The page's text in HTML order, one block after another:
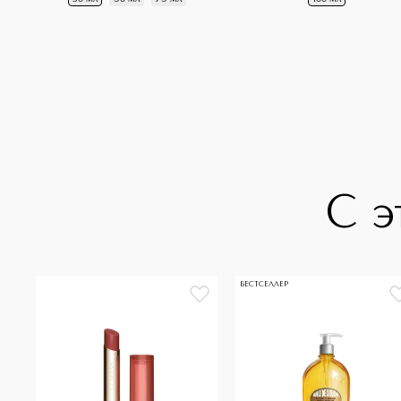
С
БЕСТСЕЛЛЕР